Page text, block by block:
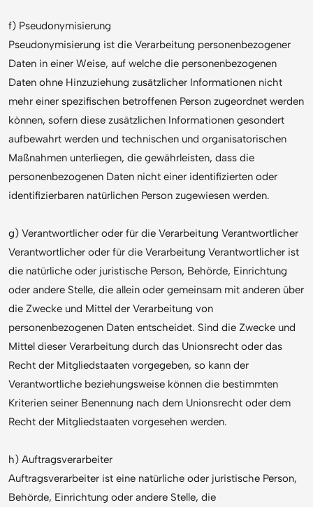
f) Pseudonymisierung
Pseudonymisierung ist die Verarbeitung personenbezogener
Daten in einer Weise, auf welche die personenbezogenen
Daten ohne Hinzuziehung zusätzlicher Informationen nicht
mehr einer spezifischen betroffenen Person zugeordnet werden
können, sofern diese zusätzlichen Informationen gesondert
aufbewahrt werden und technischen und organisatorischen
Maßnahmen unterliegen, die gewährleisten, dass die
personenbezogenen Daten nicht einer identifizierten oder
identifizierbaren natürlichen Person zugewiesen werden.
g) Verantwortlicher oder für die Verarbeitung Verantwortlicher
Verantwortlicher oder für die Verarbeitung Verantwortlicher ist
die natürliche oder juristische Person, Behörde, Einrichtung
oder andere Stelle, die allein oder gemeinsam mit anderen über
die Zwecke und Mittel der Verarbeitung von
personenbezogenen Daten entscheidet. Sind die Zwecke und
Mittel dieser Verarbeitung durch das Unionsrecht oder das
Recht der Mitgliedstaaten vorgegeben, so kann der
Verantwortliche beziehungsweise können die bestimmten
Kriterien seiner Benennung nach dem Unionsrecht oder dem
Recht der Mitgliedstaaten vorgesehen werden.
h) Auftragsverarbeiter
Auftragsverarbeiter ist eine natürliche oder juristische Person,
Behörde, Einrichtung oder andere Stelle, die